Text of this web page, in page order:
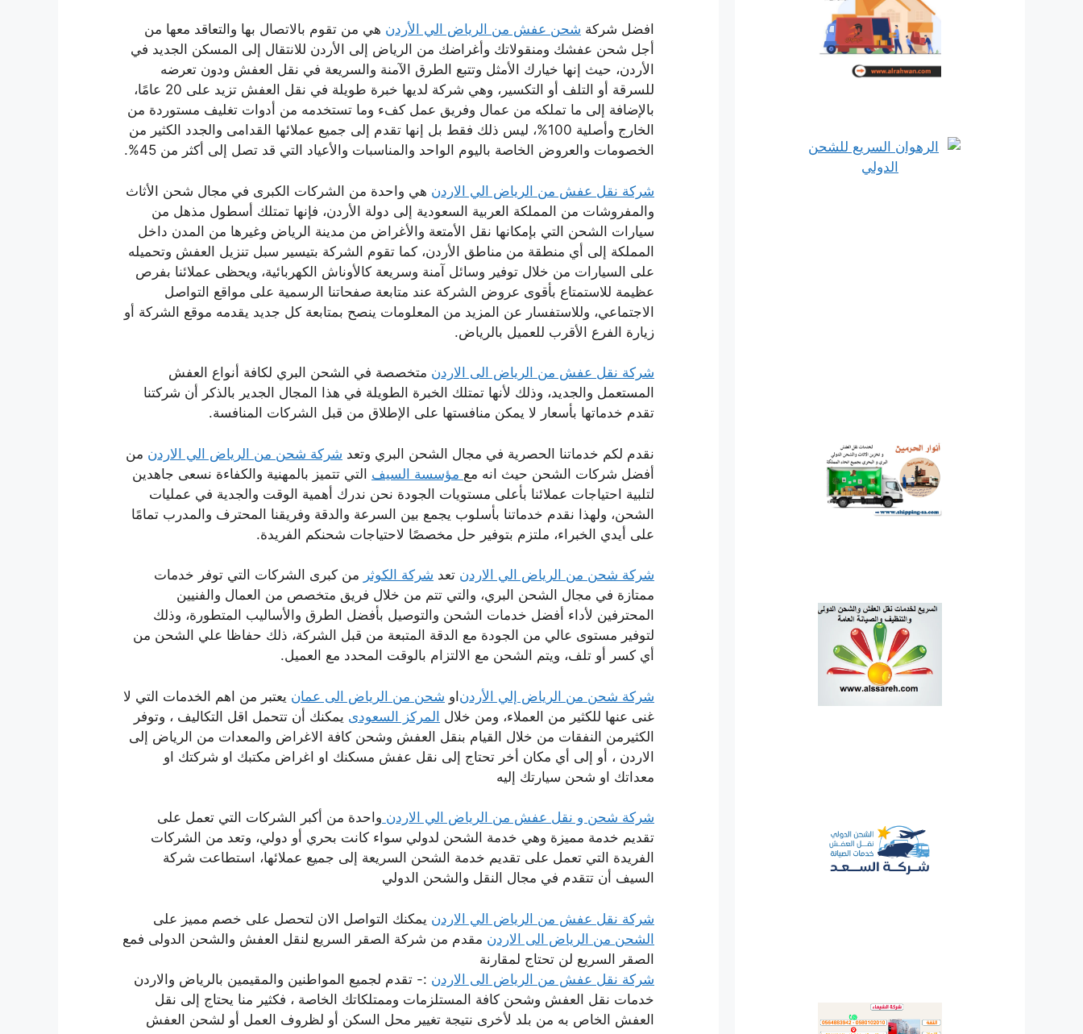
افضل شركة شحن عفش من الرياض الي الأردن هي من تقوم بالاتصال بها والتعاقد معها من
أجل شحن عفشك ومنقولاتك وأغراضك من الرياض إلى الأردن للانتقال إلى المسكن الجديد في
الأردن، حيث إنها خيارك الأمثل وتتبع الطرق الآمنة والسريعة في نقل العفش ودون تعرضه
للسرقة أو التلف أو التكسير، وهي شركة لديها خبرة طويلة في نقل العفش تزيد على 20 عامًا،
بالإضافة إلى ما تملكه من عمال وفريق عمل كفء وما تستخدمه من أدوات تغليف مستوردة من
الخارج وأصلية 100%، ليس ذلك فقط بل إنها تقدم إلى جميع عملائها القدامى والجدد الكثير من
الخصومات والعروض الخاصة باليوم الواحد والمناسبات والأعياد التي قد تصل إلى أكثر من 45%.
شركة نقل عفش من الرياض الي الاردن هي واحدة من الشركات الكبرى في مجال شحن الأثاث
والمفروشات من المملكة العربية السعودية إلى دولة الأردن، فإنها تمتلك أسطول مذهل من
سيارات الشحن التي بإمكانها نقل الأمتعة والأغراض من مدينة الرياض وغيرها من المدن داخل
المملكة إلى أي منطقة من مناطق الأردن، كما تقوم الشركة بتيسير سبل تنزيل العفش وتحميله
على السيارات من خلال توفير وسائل آمنة وسريعة كالأوناش الكهربائية، ويحظى عملائنا بفرص
عظيمة للاستمتاع بأقوى عروض الشركة عند متابعة صفحاتنا الرسمية على مواقع التواصل
الاجتماعي، وللاستفسار عن المزيد من المعلومات ينصح بمتابعة كل جديد يقدمه موقع الشركة أو
زيارة الفرع الأقرب للعميل بالرياض.
شركة نقل عفش من الرياض الى الاردن متخصصة في الشحن البري لكافة أنواع العفش
المستعمل والجديد، وذلك لأنها تمتلك الخبرة الطويلة في هذا المجال الجدير بالذكر أن شركتنا
تقدم خدماتها بأسعار لا يمكن منافستها على الإطلاق من قبل الشركات المنافسة.
نقدم لكم خدماتنا الحصرية في مجال الشحن البري وتعد شركة شحن من الرياض الي الاردن من
أفضل شركات الشحن حيث انه مع مؤسسة السيف التي تتميز بالمهنية والكفاءة نسعى جاهدين
لتلبية احتياجات عملائنا بأعلى مستويات الجودة نحن ندرك أهمية الوقت والجدية في عمليات
الشحن، ولهذا نقدم خدماتنا بأسلوب يجمع بين السرعة والدقة وفريقنا المحترف والمدرب تمامًا
على أيدي الخبراء، ملتزم بتوفير حل مخصصًا لاحتياجات شحنكم الفريدة.
شركة شحن من الرياض الي الاردن تعد شركة الكوثر من كبرى الشركات التي توفر خدمات
ممتازة في مجال الشحن البري، والتي تتم من خلال فريق متخصص من العمال والفنيين
المحترفين لأداء أفضل خدمات الشحن والتوصيل بأفضل الطرق والأساليب المتطورة، وذلك
لتوفير مستوى عالي من الجودة مع الدقة المتبعة من قبل الشركة، ذلك حفاظا علي الشحن من
أي كسر أو تلف، ويتم الشحن مع الالتزام بالوقت المحدد مع العميل.
شركة شحن من الرياض إلي الأردناو شحن من الرياض الى عمان يعتبر من اهم الخدمات التي لا
غنى عنها للكثير من العملاء، ومن خلال المركز السعودى يمكنك أن تتحمل اقل التكاليف ، وتوفر
الكثيرمن النفقات من خلال القيام بنقل العفش وشحن كافة الاغراض والمعدات من الرياض إلى
الاردن ، أو إلى أي مكان أخر تحتاج إلى نقل عفش مسكنك او اغراض مكتبك او شركتك او
معداتك او شحن سيارتك إليه
شركة شحن و نقل عفش من الرياض الي الاردن واحدة من أكبر الشركات التي تعمل على
تقديم خدمة مميزة وهي خدمة الشحن لدولي سواء كانت بحري أو دولي، وتعد من الشركات
الفريدة التي تعمل على تقديم خدمة الشحن السريعة إلى جميع عملائها، استطاعت شركة
السيف أن تتقدم في مجال النقل والشحن الدولي
شركة نقل عفش من الرياض الي الاردن يمكنك التواصل الان لتحصل على خصم مميز على
الشحن من الرياض الى الاردن مقدم من شركة الصقر السريع لنقل العفش والشحن الدولى فمع
الصقر السريع لن تحتاج لمقارنة
شركة نقل عفش من الرياض الى الاردن :- تقدم لجميع المواطنين والمقيمين بالرياض والاردن
خدمات نقل العفش وشحن كافة المستلزمات وممتلكاتك الخاصة ، فكثير منا يحتاج إلى نقل
العفش الخاص به من بلد لأخرى نتيجة تغيير محل السكن أو لظروف العمل أو لشحن العفش